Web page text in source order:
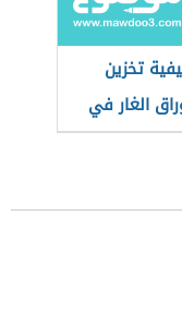
تخزين
الغار في